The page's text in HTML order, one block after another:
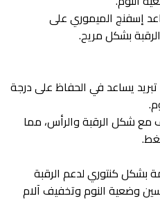
إسفنج الميموري على
بشكل مريح.
يساعد في الحفاظ على درجة
مع شكل الرقبة والرأس، مما
كنتوري لدعم الرقبة
وضعية النوم وتخفيف آلام